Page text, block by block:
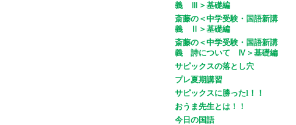
義 Ⅲ＞基礎編
斎藤の＜中学受験・国語新講
義 Ⅱ＞基礎編
斎藤の＜中学受験・国語新講
義 詩について Ⅳ＞基礎編
サピックスの落とし穴
プレ夏期講習
サピックスに勝ったl！！
おうま先生とは！！
今日の国語